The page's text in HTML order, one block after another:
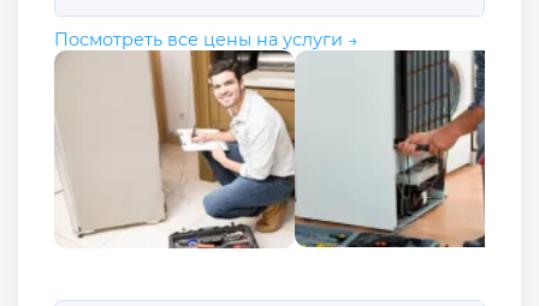
Посмотреть все цены на услуги →